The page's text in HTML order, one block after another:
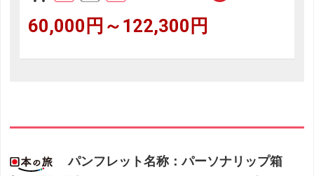
60,000円～122,300円
パンフレット名称：パーソナリップ箱